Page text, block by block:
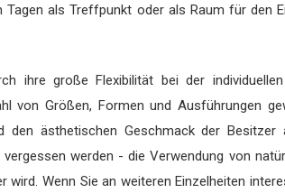
als Treffpunkt oder als Raum für den
ihre große Flexibilität bei der
von Größen, Formen und Ausführungen
ästhetischen Geschmack der Besitzer
werden - die Verwendung von
Wenn Sie an weiteren Einzelheiten